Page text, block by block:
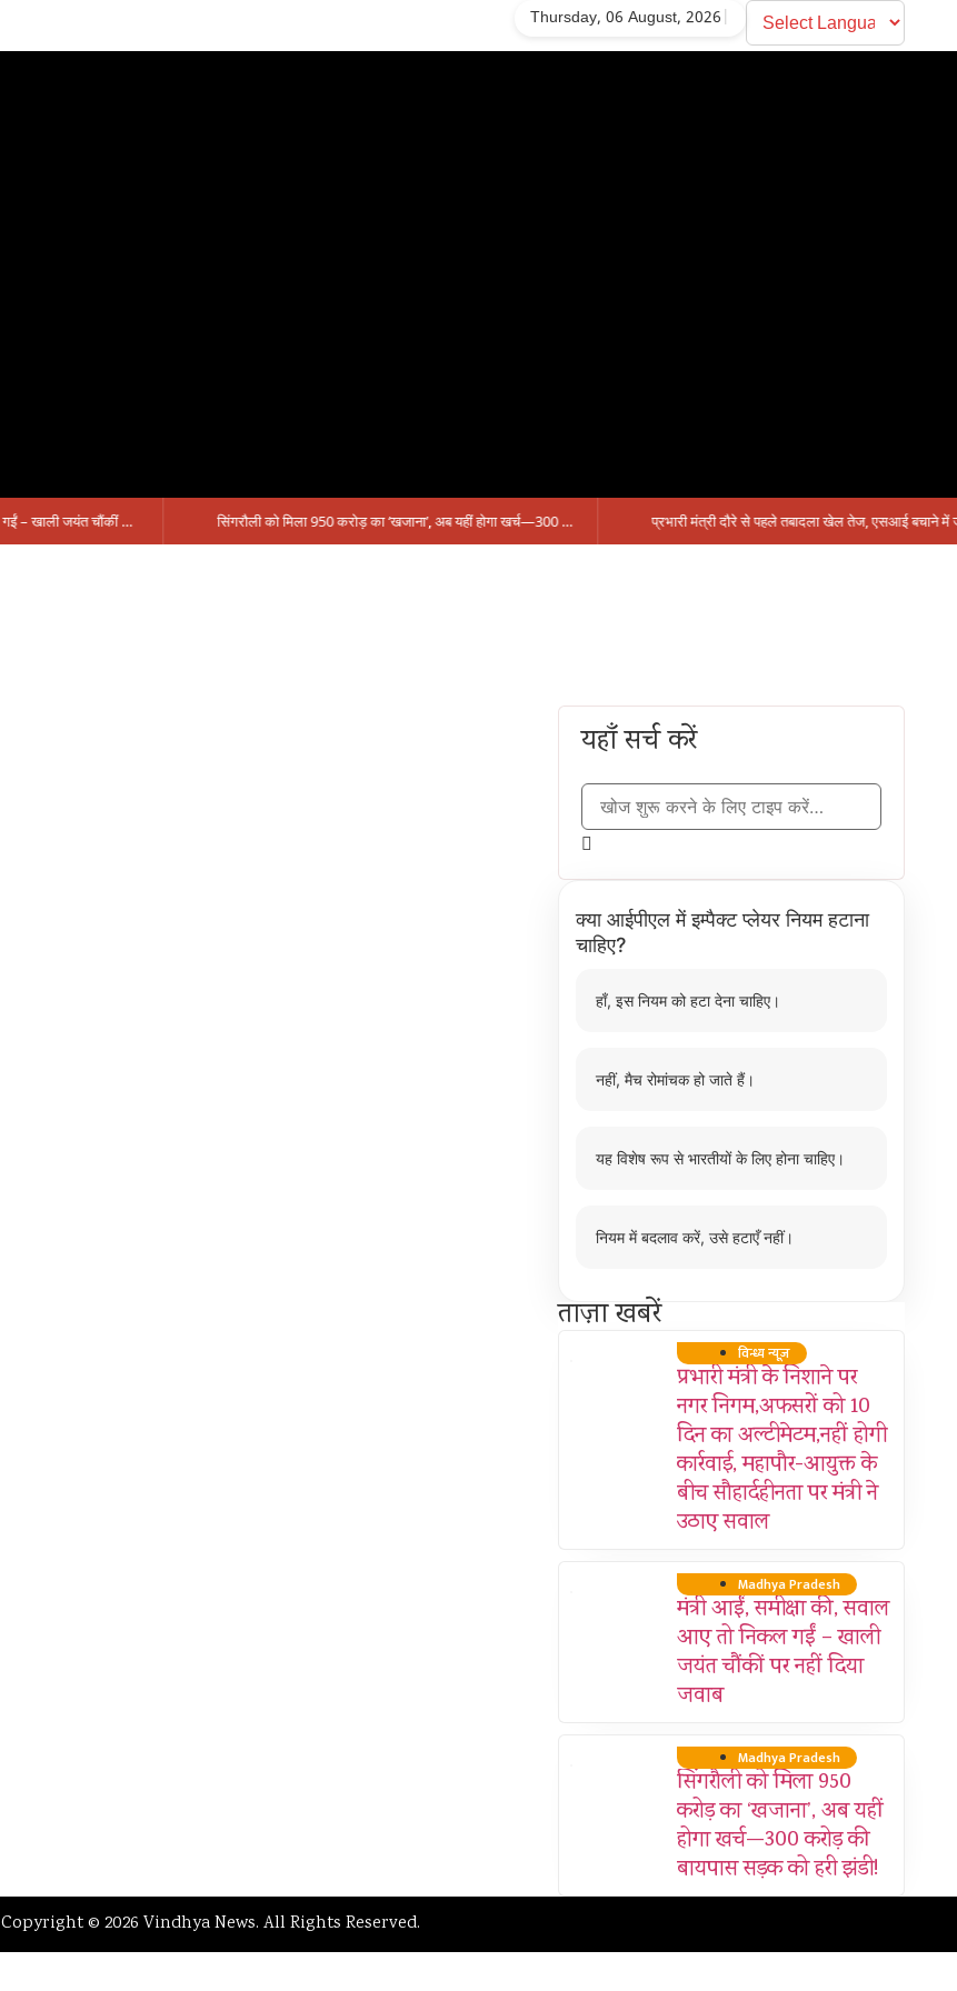
Thursday, 06 August, 2026
मंत्री आईं, समीक्षा की, सवाल आए तो निकल गईं – खाली जयंत चौंकीं पर नहीं दिया जवाब सिंगरौली को मिला 950 करोड़ का ‘खजाना’, अब यहीं होगा खर्च—300 करोड़ की बायपास सड़क को हरी झंडी!
यहाँ सर्च करें
क्या आईपीएल में इम्पैक्ट प्लेयर नियम हटाना
चाहिए?
हाँ, इस नियम को हटा देना चाहिए।
नहीं, मैच रोमांचक हो जाते हैं।
यह विशेष रूप से भारतीयों के लिए होना चाहिए।
नियम में बदलाव करें, उसे हटाएँ नहीं।
ताज़ा खबरें
विन्ध्य न्यूज़
प्रभारी मंत्री के निशाने पर
नगर निगम,अफसरों को 10
दिन का अल्टीमेटम,नहीं होगी
कार्रवाई, महापौर-आयुक्त के
बीच सौहार्दहीनता पर मंत्री ने
उठाए सवाल
Madhya Pradesh
मंत्री आईं, समीक्षा की, सवाल
आए तो निकल गईं – खाली
जयंत चौंकीं पर नहीं दिया
जवाब
Madhya Pradesh
सिंगरौली को मिला 950
करोड़ का ‘खजाना’, अब यहीं
होगा खर्च—300 करोड़ की
बायपास सड़क को हरी झंडी!
Copyright © 2026 Vindhya News. All Rights Reserved.